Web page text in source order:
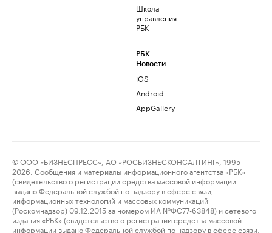
Школа
управления
РБК
РБК
Новости
iOS
Android
AppGallery
© ООО «БИЗНЕСПРЕСС», АО «РОСБИЗНЕСКОНСАЛТИНГ», 1995–
2026. Сообщения и материалы информационного агентства «РБК»
(свидетельство о регистрации средства массовой информации
выдано Федеральной службой по надзору в сфере связи,
информационных технологий и массовых коммуникаций
(Роскомнадзор) 09.12.2015 за номером ИА №ФС77-63848) и сетевого
издания «РБК» (свидетельство о регистрации средства массовой
информации выдано Федеральной службой по надзору в сфере связи,